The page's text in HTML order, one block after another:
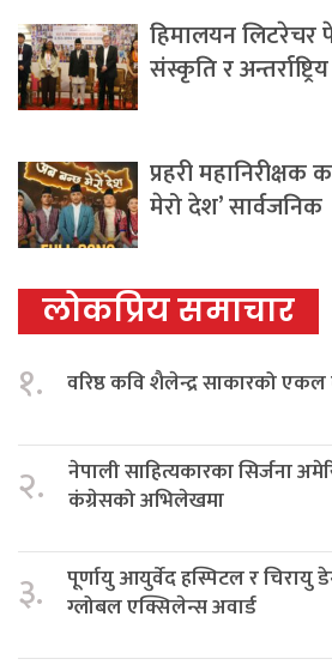
हिमालयन लिटरेचर
संस्कृति र
प्रहरी महानिरीक्षक
मेरो देश’ सार्वजनिक
लोकप्रिय समाचार
१. वरिष्ठ कवि शैलेन्द्र साकारको
२.
नेपाली साहित्यकारका सिर्जना
कंग्रेसको अभिलेखमा
३.
पूर्णायु आयुर्वेद हस्पिटल र
ग्लोबल एक्सिलेन्स अवार्ड